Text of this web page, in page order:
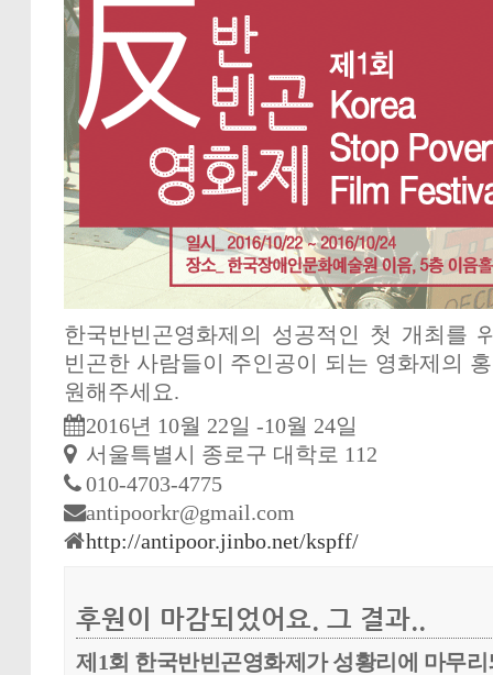
한국반빈곤영화제의 성공적인 첫 개최를
빈곤한 사람들이 주인공이 되는 영화제의
원해주세요.
2016년 10월 22일 -10월 24일
서울특별시 종로구 대학로 112
010-4703-4775
antipoorkr@gmail.com
http://antipoor.jinbo.net/kspff/
후원이 마감되었어요. 그 결과..
제1회 한국반빈곤영화제가 성황리에 마무